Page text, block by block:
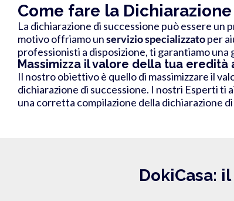
Come fare la
La dichiarazione di successione può essere
motivo offriamo unservizio specializzatoper
professionisti a disposizione, ti garantiamo
Massimizza il valore della tua eredità
Il nostro obiettivo è quello di massimizzare il
dichiarazione di successione. I nostri Esperti
una corretta compilazione della dichiarazione
DokiCasa: